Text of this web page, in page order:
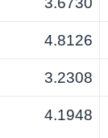
4.8126
3.2308
4.1948